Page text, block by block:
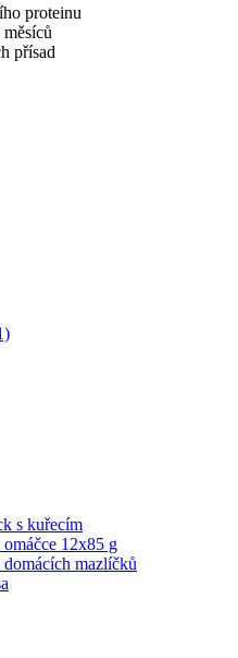
proteinu
přísad
s kuřecím
12x85 g
mazlíčků